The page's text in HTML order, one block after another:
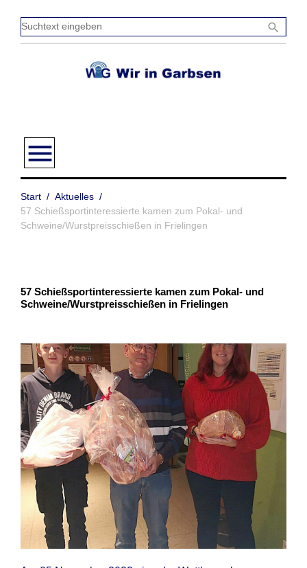
Inhalt
springen
search
menu
Start / Aktuelles /
57 Schießsportinteressierte kamen zum Pokal- und
Schweine/Wurstpreisschießen in Frielingen
57 Schießsportinteressierte kamen zum Pokal- und
Schweine/Wurstpreisschießen in Frielingen